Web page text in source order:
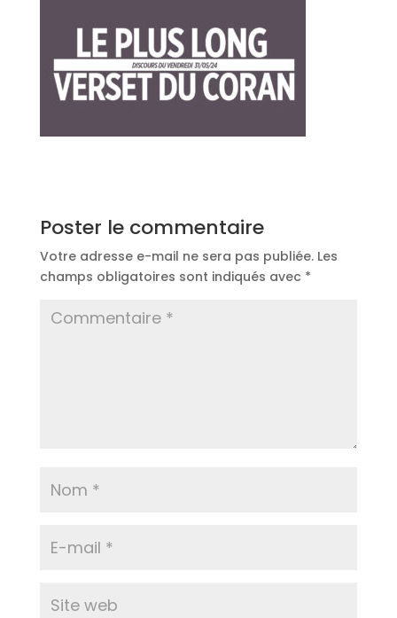
Poster le commentaire
Votre adresse e-mail ne sera pas publiée. Les
champs obligatoires sont indiqués avec *